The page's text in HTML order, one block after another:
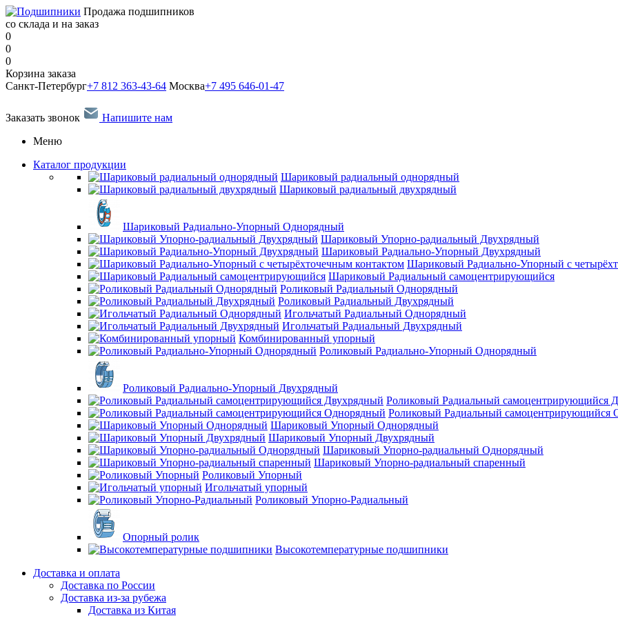
Продажа подшипников
со склада и на заказ
0
0
0
Корзина заказа
Санкт-Петербург+7 812 363-43-64 Москва+7 495 646-01-47
Заказать звонок
Напишите нам
Меню
Каталог продукции
Шариковый радиальный однорядный
Шариковый радиальный двухрядный
Шариковый Радиально-Упорный Однорядный
Шариковый Упорно-радиальный Двухрядный
Шариковый Радиально-Упорный Двухрядный
Шариковый Радиально-Упорный с
Шариковый Радиальный самоцентрирующийся
Роликовый Радиальный Однорядный
Роликовый Радиальный Двухрядный
Игольчатый Радиальный Однорядный
Игольчатый Радиальный Двухрядный
Комбинированный упорный
Роликовый Радиально-Упорный Однорядный
Роликовый Радиально-Упорный Двухрядный
Роликовый Радиальный самоцентрирующийся
Роликовый Радиальный самоцентрирующийся
Шариковый Упорный Однорядный
Шариковый Упорный Двухрядный
Шариковый Упорно-радиальный Однорядный
Шариковый Упорно-радиальный спаренный
Роликовый Упорный
Игольчатый упорный
Роликовый Упорно-Радиальный
Опорный ролик
Высокотемпературные подшипники
Доставка и оплата
Доставка по России
Доставка из-за рубежа
Доставка из Китая